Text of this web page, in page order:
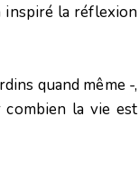
inspiré la réflexion
quand même -,
la vie est